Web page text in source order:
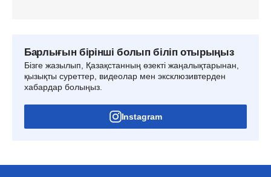
Барлығын бірінші болып біліп отырыңыз
Бізге жазылып, Қазақстанның өзекті жаңалықтарынан,
қызықты суреттер, видеолар мен эксклюзивтерден
хабардар болыңыз.
Instagram